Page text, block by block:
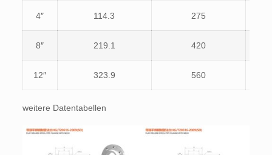
4″ 114.3 275
8″ 219.1 420
12″ 323.9 560
weitere Datentabellen